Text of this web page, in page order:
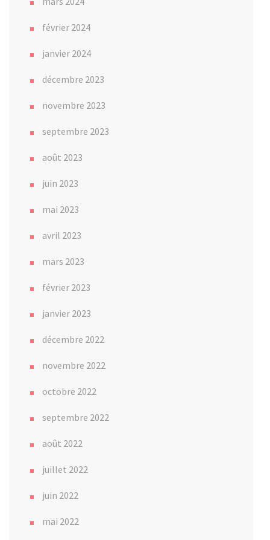
février 2024
janvier 2024
décembre 2023
novembre 2023
septembre 2023
août 2023
juin 2023
mai 2023
avril 2023
mars 2023
février 2023
janvier 2023
décembre 2022
novembre 2022
octobre 2022
septembre 2022
août 2022
juillet 2022
juin 2022
mai 2022